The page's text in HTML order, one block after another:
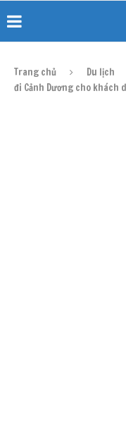
Trang chủ Du lịch
đi Cảnh Dương cho khách